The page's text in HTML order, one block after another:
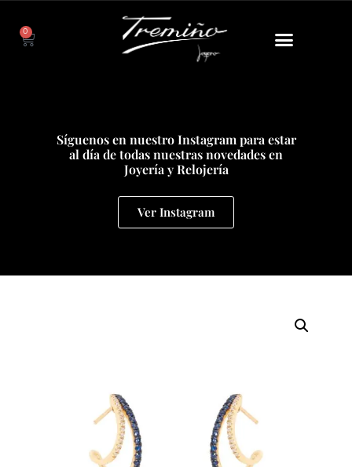
0
Síguenos en nuestro Instagram para estar
al día de todas nuestras novedades en
Joyería y Relojería
Ver Instagram